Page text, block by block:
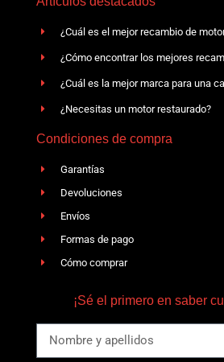
¿Cuál es el mejor recambio de
¿Cómo encontrar los mejores
¿Cuál es la mejor marca para una
¿Necesitas un motor restaurado?
Condiciones de compra
Garantías
Devoluciones
Envíos
Formas de pago
Cómo comprar
¡Sé el primero en saber